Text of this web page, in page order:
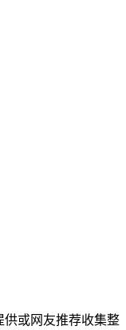
供或网友推荐收集整